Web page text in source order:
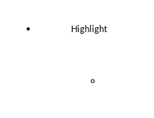
Highlight